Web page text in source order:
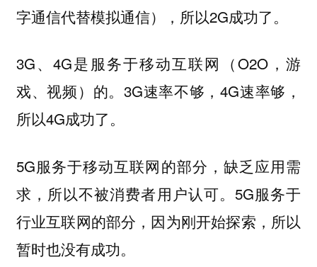
字通信代替模拟通信），所以2G成功了。
3G、4G是服务于移动互联网（O2O，游
戏、视频）的。3G速率不够，4G速率够，
所以4G成功了。
5G服务于移动互联网的部分，缺乏应用需
求，所以不被消费者用户认可。5G服务于
行业互联网的部分，因为刚开始探索，所以
暂时也没有成功。